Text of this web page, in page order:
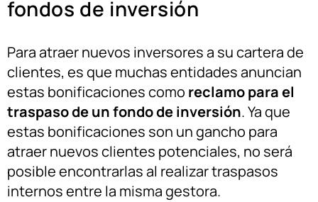
fondos de inversión
Para atraer nuevos inversores a su cartera de
clientes, es que muchas entidades anuncian
estas bonificaciones como reclamo para el
traspaso de un fondo de inversión. Ya que
estas bonificaciones son un gancho para
atraer nuevos clientes potenciales, no será
posible encontrarlas al realizar traspasos
internos entre la misma gestora.